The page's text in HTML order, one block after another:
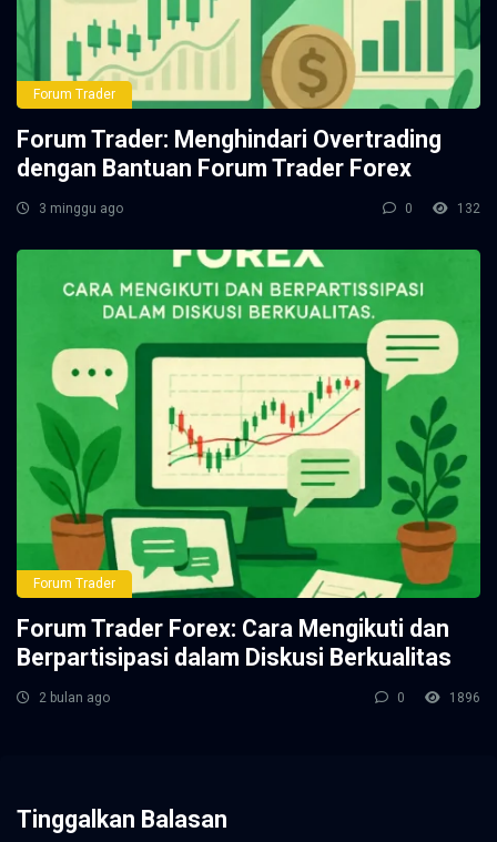
Forum Trader
Forum Trader: Menghindari Overtrading
dengan Bantuan Forum Trader Forex
3 minggu ago 0 132
Forum Trader
Forum Trader Forex: Cara Mengikuti dan
Berpartisipasi dalam Diskusi Berkualitas
2 bulan ago 0 1896
Tinggalkan Balasan